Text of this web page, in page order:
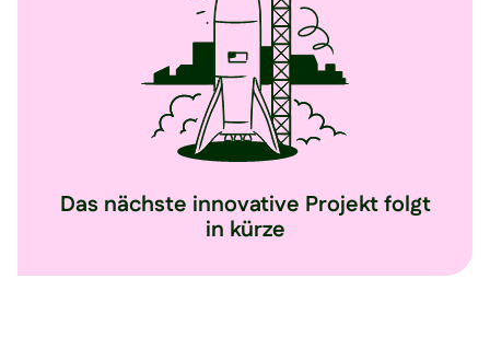
Das nächste innovative Projekt folgt
in kürze